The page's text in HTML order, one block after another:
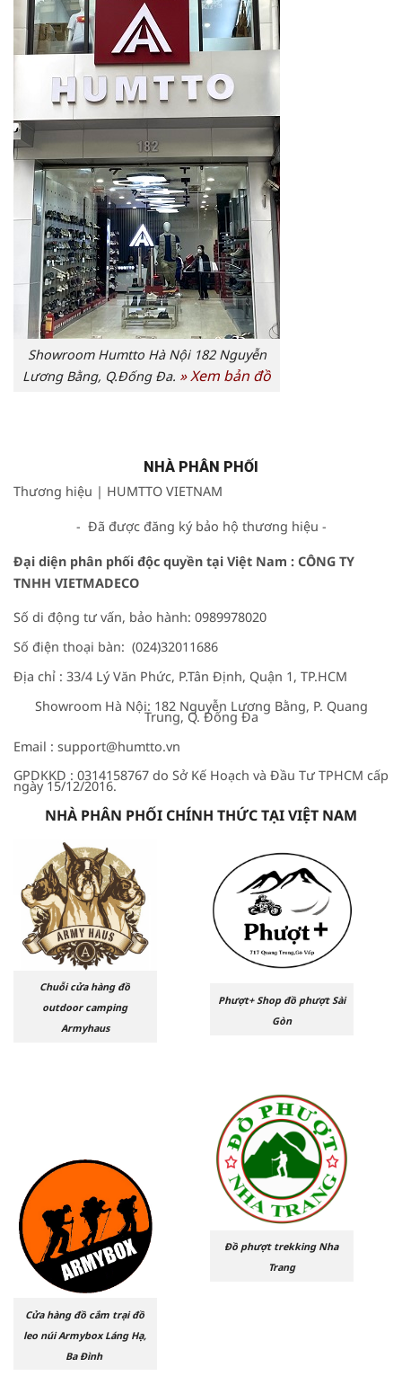
Showroom Humtto Hà Nội 182 Nguyễn
Lương Bằng, Q.Đống Đa. »Xem bản đồ
NHÀ PHÂN PHỐI
Thương hiệu | HUMTTO VIETNAM
- Đã được đăng ký bảo hộ thương hiệu -
Đại diện phân phối độc quyền tại Việt Nam : CÔNG TY
TNHH VIETMADECO
Số di động tư vấn, bảo hành: 0989978020
Số điện thoại bàn: (024)32011686
Địa chỉ : 33/4 Lý Văn Phức, P.Tân Định, Quận 1, TP.HCM
Showroom Hà Nội: 182 Nguyễn Lương Bằng, P. Quang
Trung, Q. Đống Đa
Email : support@humtto.vn
GPDKKD : 0314158767 do Sở Kế Hoạch và Đầu Tư TPHCM cấp
ngày 15/12/2016.
NHÀ PHÂN PHỐI CHÍNH THỨC TẠI VIỆT NAM
Chuỗi cửa hàng đồ
outdoor camping
Armyhaus
Cửa hàng đồ cắm trại đồ
leo núi Armybox Láng Hạ,
Ba Đình
Phượt+ Shop đồ phượt Sài
Gòn
Đồ phượt trekking Nha
Trang